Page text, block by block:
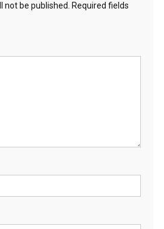
not be published.
Required fields